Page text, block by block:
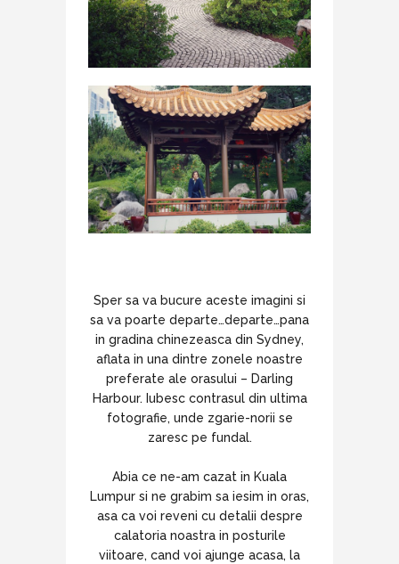
Sper sa va bucure aceste imagini si
sa va poarte departe…departe…pana
in gradina chinezeasca din Sydney,
aflata in una dintre zonele noastre
preferate ale orasului – Darling
Harbour. Iubesc contrasul din ultima
fotografie, unde zgarie-norii se
zaresc pe fundal.
Abia ce ne-am cazat in Kuala
Lumpur si ne grabim sa iesim in oras,
asa ca voi reveni cu detalii despre
calatoria noastra in posturile
viitoare, cand voi ajunge acasa, la